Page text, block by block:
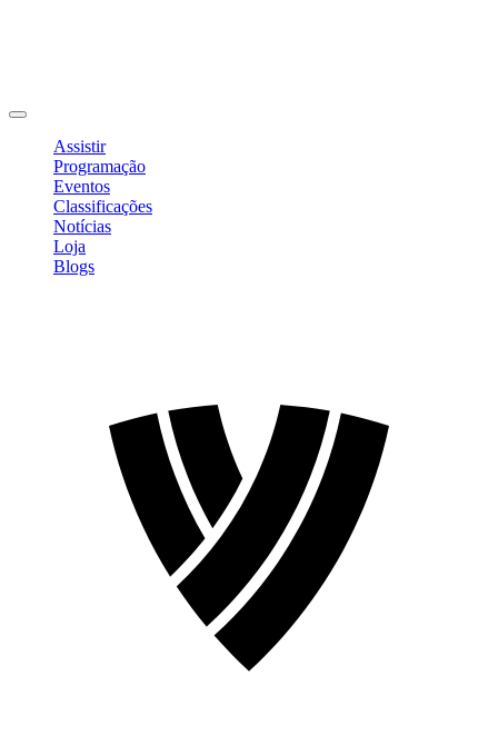
Assistir
Programação
Eventos
Classificações
Notícias
Loja
Blogs